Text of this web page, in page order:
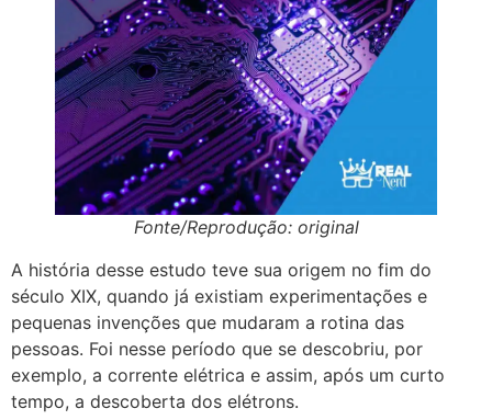
Fonte/Reprodução: original
A história desse estudo teve sua origem no fim do
século XIX, quando já existiam experimentações e
pequenas invenções que mudaram a rotina das
pessoas. Foi nesse período que se descobriu, por
exemplo, a corrente elétrica e assim, após um curto
tempo, a descoberta dos elétrons.